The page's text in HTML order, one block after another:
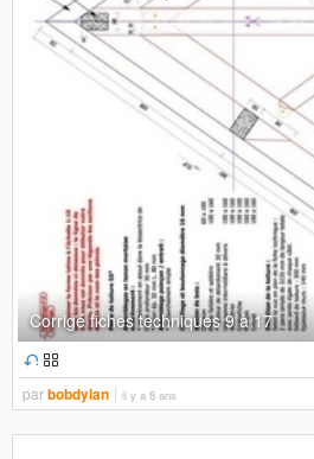
Corrigé fiches techniques 9 à 17
parbobdylan il y a 8 ans